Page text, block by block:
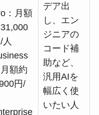
：月額
人
月額約
円/
デア出
し、エン
ジニアの
コード補
助など、
汎用AIを
幅広く使
いたい人